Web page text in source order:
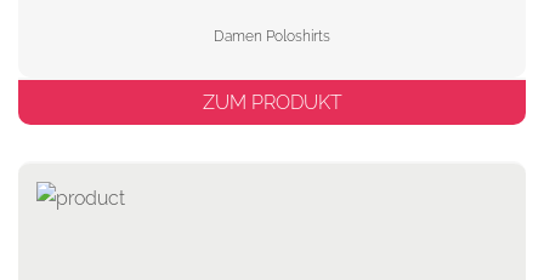
Damen Poloshirts
ZUM PRODUKT